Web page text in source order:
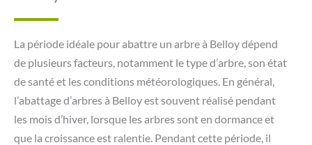
La période idéale pour abattre un arbre à Belloy dépend
de plusieurs facteurs, notamment le type d’arbre, son état
de santé et les conditions météorologiques. En général,
l’abattage d’arbres à Belloy est souvent réalisé pendant
les mois d’hiver, lorsque les arbres sont en dormance et
que la croissance est ralentie. Pendant cette période, il